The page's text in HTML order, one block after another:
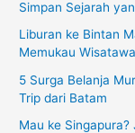
n
t
Simpan Sejarah
Liburan ke Bintan
Memukau
5 Surga Belanja
Trip dari Batam
Mau ke